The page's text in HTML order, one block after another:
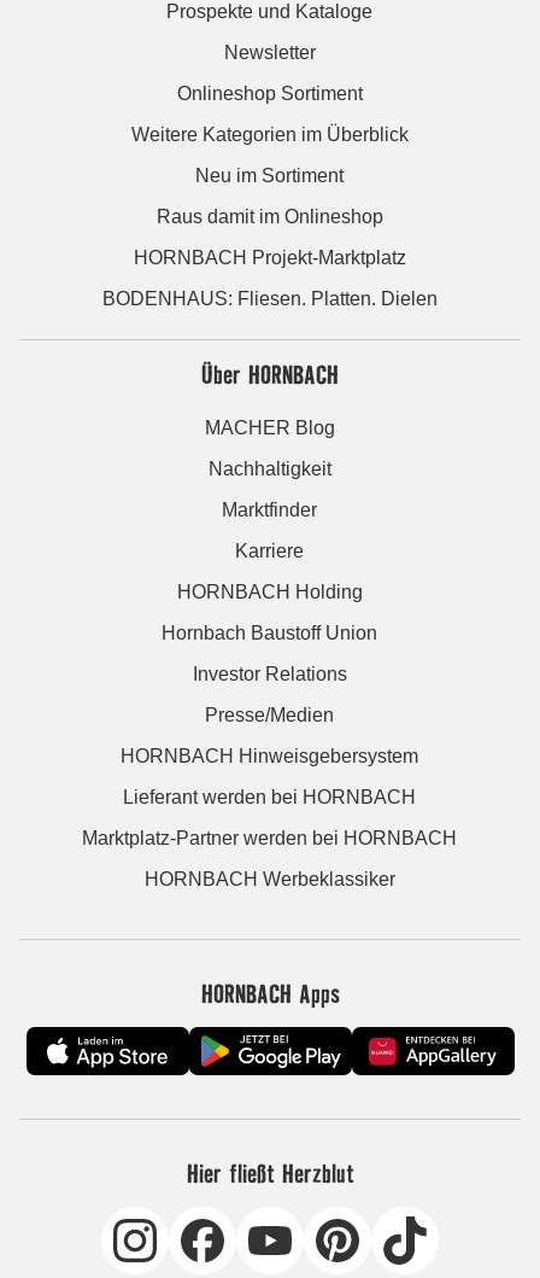
Prospekte und Kataloge
Newsletter
Onlineshop Sortiment
Weitere Kategorien im Überblick
Neu im Sortiment
Raus damit im Onlineshop
HORNBACH Projekt-Marktplatz
BODENHAUS: Fliesen. Platten. Dielen
Über HORNBACH
MACHER Blog
Nachhaltigkeit
Marktfinder
Karriere
HORNBACH Holding
Hornbach Baustoff Union
Investor Relations
Presse/Medien
HORNBACH Hinweisgebersystem
Lieferant werden bei HORNBACH
Marktplatz-Partner werden bei HORNBACH
HORNBACH Werbeklassiker
HORNBACH Apps
Hier fließt Herzblut